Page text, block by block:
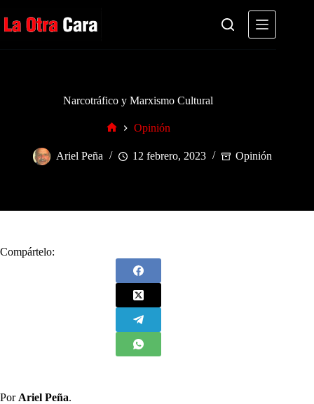
al
contenido
Narcotráfico y Marxismo Cultural
Opinión
Ariel Peña 12 febrero, 2023 Opinión
Compártelo:
Por Ariel Peña.